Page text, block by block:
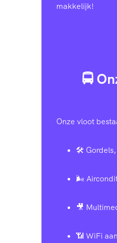
makkelijk!
🚍
Onze vloot
🛠️ Gordels,
🌬️
🎥
📶 WiFi